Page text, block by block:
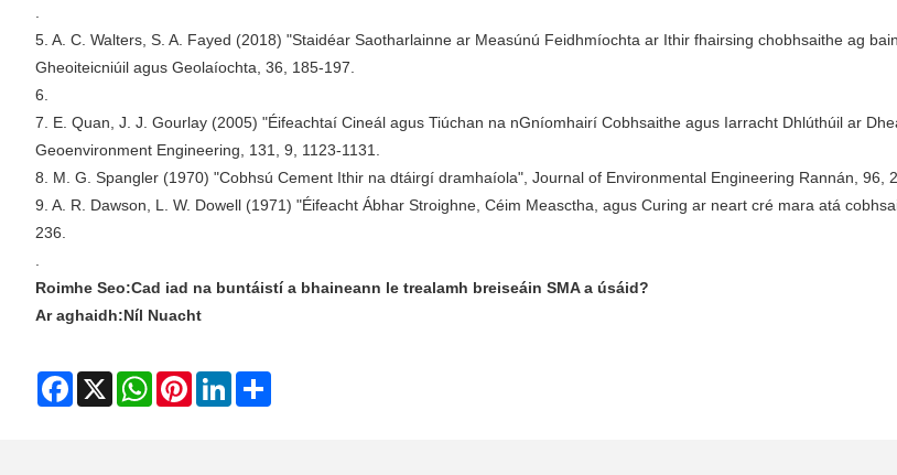
5. A. C. Walters, S. A. Fayed (2018) "Staidéar Saotharlainne ar Measúnú Feidhmíochta ar Ithir fhairsing chobhsaithe ag
Gheoiteicniúil agus Geolaíochta, 36, 185-197.
6.
7. E. Quan, J. J. Gourlay (2005) "Éifeachtaí Cineál agus Tiúchan na nGníomhairí Cobhsaithe agus Iarracht Dhlúthúil ar
Geoenvironment Engineering, 131, 9, 1123-1131.
8. M. G. Spangler (1970) "Cobhsú Cement Ithir na dtáirgí dramhaíola", Journal of Environmental Engineering Rannán, 96,
9. A. R. Dawson, L. W. Dowell (1971) "Éifeacht Ábhar Stroighne, Céim Measctha, agus Curing ar neart cré mara atá
236.
Roimhe Seo:Cad iad na buntáistí a bhaineann le trealamh breiseáin SMA a úsáid?
Ar aghaidh:Níl Nuacht
Facebook
X WhatsAppPinterestLinkedIn